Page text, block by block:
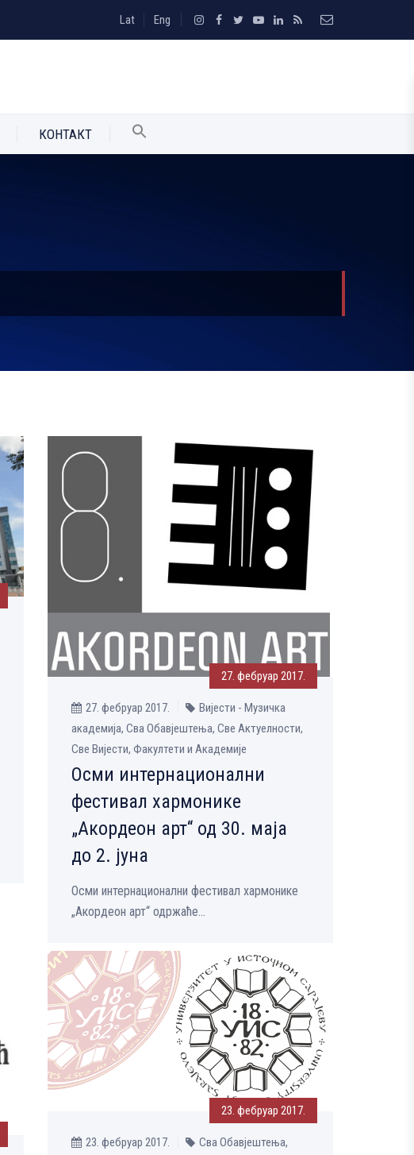
Lat Eng
КОНТАКТ
27. фебруар 2017.
27. фебруар 2017.
Вијести - Музичка
aкадемија, Сва Обавјештења, Све Aктуелности,
Све Вијести, Факултети и Академије
Осми интернационални
фестивал хармонике
„Акордеон арт“ од 30. маја
до 2. јуна
Осми интернационални фестивал хармонике
„Акордеон арт“ одржаће...
23. фебруар 2017.
23. фебруар 2017.
Сва Обавјештења,